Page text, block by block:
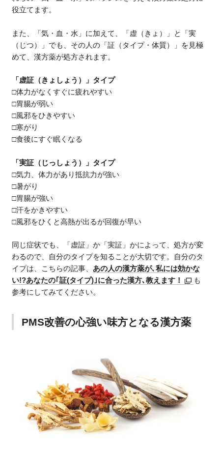
役立てます。
また、「気・血・水」に加えて、「虚（きょ）」と「実
（じつ）」でも、その人の「証（タイプ・体質）」を見極
めて、漢方薬が処方されます。
「虚証（きょしょう）」タイプ
□体力がなくすぐに疲れやすい
□胃腸が弱い
□風邪をひきやすい
□寒がり
□食後にすぐ眠くなる
「実証（じっしょう）」タイプ
□気力、体力があり抵抗力が強い
□暑がり
□胃腸が強い
□汗をかきやすい
□風邪をひくと高熱が出るが回復が早い
同じ症状でも、「虚証」か「実証」かによって、処方が変
わるので、自分のタイプを知ることが大切です。自分のタ
イプは、こちらの記事、 あの人の漢方薬が､私には効かな
い!?あなたの｢証(タイプ)｣に合った漢方､教えます！
も
参考にしてみてください。
PMS改善の心強い味方となる漢方薬